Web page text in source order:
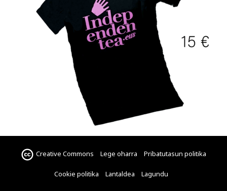
Creative Commons Lege oharra Pribatutasun politika
Cookie politika Lantaldea Lagundu